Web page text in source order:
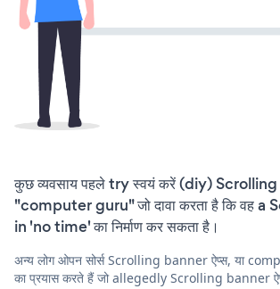
कुछ व्यवसाय पहले try स्वयं करें (diy)
"computer guru" जो दावा करता है कि वह
in 'no time' का निर्माण कर सकता है।
अन्य लोग ओपन सोर्स Scrolling banner ऐप्स, या
का प्रयास करते हैं जो allegedly Scrolling banner